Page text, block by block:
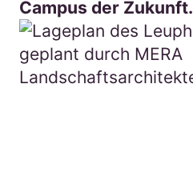
Campus der Zukunft.